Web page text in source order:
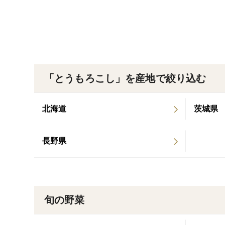
「とうもろこし」を産地で絞り込む
北海道 茨城県
長野県
旬の野菜